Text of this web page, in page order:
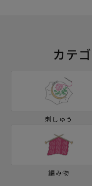
カテ
刺しゅう
編み物